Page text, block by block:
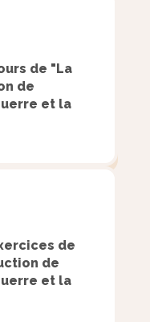
les batailles
de Solferino
avec la
de
: le
le
de "La
de
et la
de
de
et la